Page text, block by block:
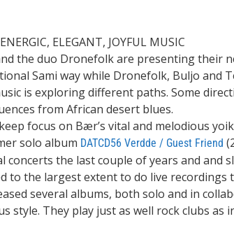
ELEGANT, JOYFUL MUSIC
the duo Dronefolk are presenting their
Sami way while Dronefolk, Buljo and
is exploring different paths. Some
from African desert blues.
focus on Bær’s vital and melodious
solo album DATCD56 Verdde / Guest Friend
the last couple of years and and
to the largest extent to do live
several albums, both solo and in
style. They play just as well rock clubs